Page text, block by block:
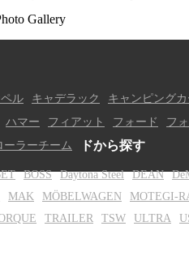
Gallery
ル キャデラック キャンピングカ
ハマー フィアット フォード フ
ーラーチーム
ドから探す
BOSS Daytona Steel DEAN
MAK MÖBELWAGEN MOTEGI-
TRAILER TSW ULTRA